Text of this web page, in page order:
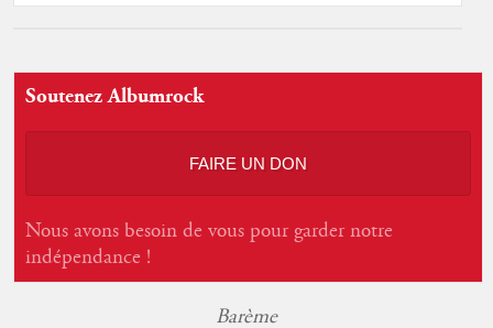
Soutenez Albumrock
FAIRE UN DON
Nous avons besoin de vous pour garder notre
indépendance !
Barème